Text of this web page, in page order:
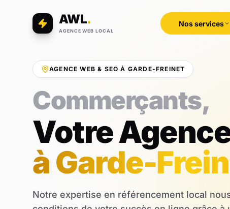
AWL.
AGENCE WEB LOCAL
Nos services
AGENCE WEB & SEO À GARDE-FREINET
Professions
Votre
à Garde-
Notre expertise en référencement local